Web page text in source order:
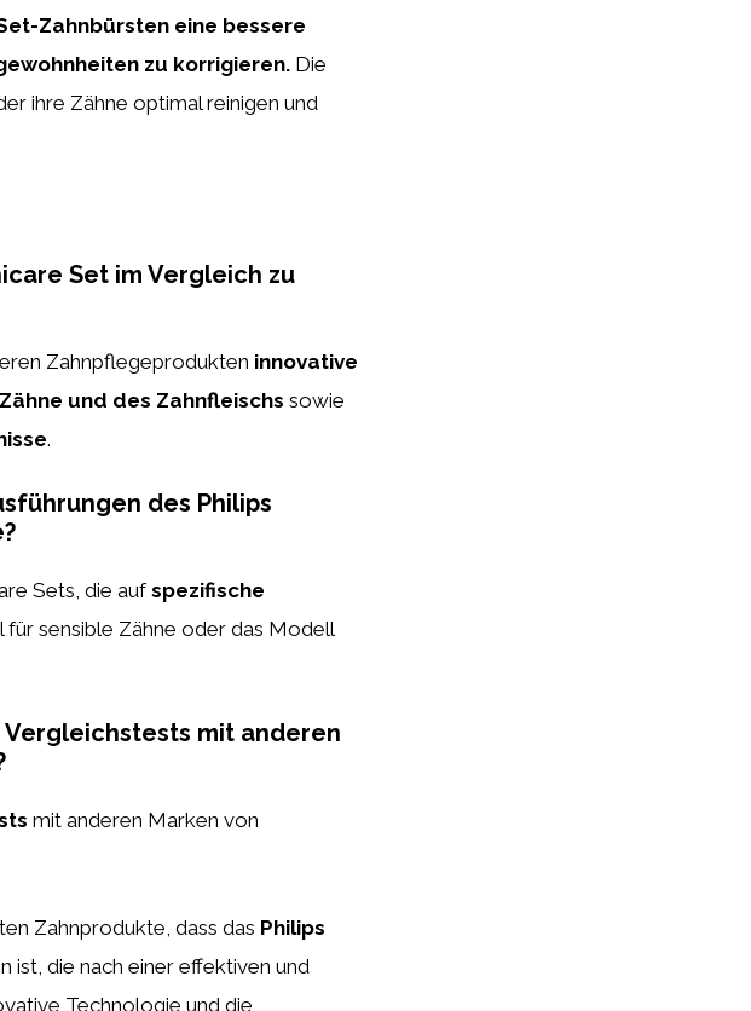
Zahnbürsten eine bessere
zu korrigieren. Die
ihre Zähne optimal reinigen und
Set im Vergleich zu
Zahnpflegeprodukten innovative
und des Zahnfleischs sowie
.
des Philips
Sets, die aufspezifische
für sensible Zähne oder das Modell
mit anderen
mit anderen Marken von
Zahnprodukte, dass das Philips
ist, die nach einer effektiven und
Technologie und die